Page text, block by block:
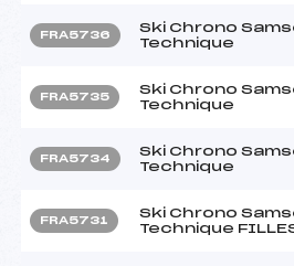
FRA5736
Ski Chrono
Technique
FRA5735
Ski Chrono
Technique
FRA5734
Ski Chrono
Technique
FRA5731
Ski Chrono
Technique